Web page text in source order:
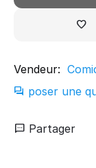
Vendeur:
poser une
Partager